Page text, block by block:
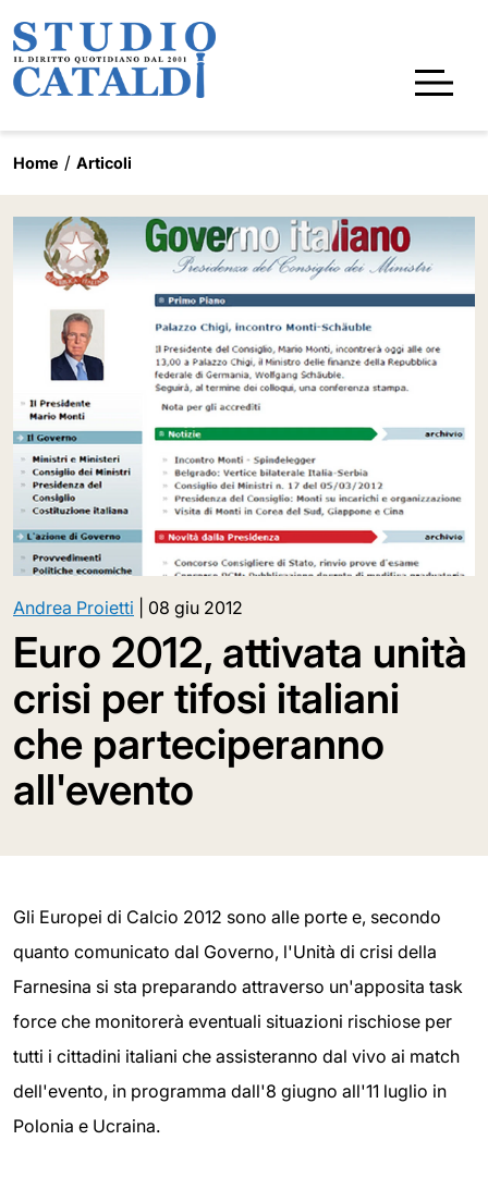
Home Articoli
Andrea Proietti 08 giu 2012
Euro 2012, attivata unità
crisi per tifosi italiani
che parteciperanno
all'evento
Gli Europei di Calcio 2012 sono alle porte e, secondo
quanto comunicato dal Governo, l'Unità di crisi della
Farnesina si sta preparando attraverso un'apposita task
force che monitorerà eventuali situazioni rischiose per
tutti i cittadini italiani che assisteranno dal vivo ai match
dell'evento, in programma dall'8 giugno all'11 luglio in
Polonia e Ucraina.